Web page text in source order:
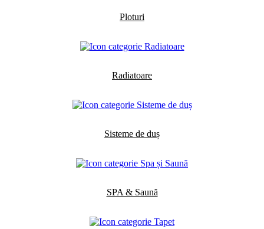
Ploturi
Radiatoare
Sisteme de duș
SPA & Saună